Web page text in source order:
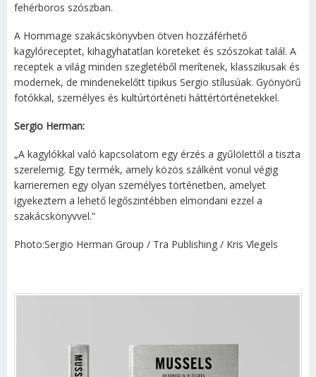
fehérboros szószban.
A Hommage szakácskönyvben ötven hozzáférhető
kagylóreceptet, kihagyhatatlan köreteket és szószokat talál. A
receptek a világ minden szegletéből merítenek, klasszikusak és
modernek, de mindenekelőtt tipikus Sergio stílusúak. Gyönyörű
fotókkal, személyes és kultúrtörténeti háttértörténetekkel.
Sergio Herman:
„A kagylókkal való kapcsolatom egy érzés a gyűlölettől a tiszta
szerelemig. Egy termék, amely közös szálként vonul végig
karrieremen egy olyan személyes történetben, amelyet
igyekeztem a lehető legőszintébben elmondani ezzel a
szakácskönyvvel.”
Photo:Sergio Herman Group / Tra Publishing / Kris Vlegels